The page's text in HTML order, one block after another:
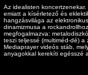
Az idealisten
emiatt a kísérletező és
hangzásvilága az
dinamizmusa a
megfogalmazva:
teszi teljessé (multiméd-dé)
Mediaprayer videós stáb,
anyagokkal kerekíti egésszé